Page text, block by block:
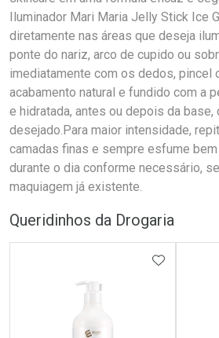
Iluminador Mari Maria Jelly Stick Ice
diretamente nas áreas que deseja
ponte do nariz, arco de cupido ou
imediatamente com os dedos, pincel
acabamento natural e fundido com a
e hidratada, antes ou depois da
desejado.Para maior intensidade,
camadas finas e sempre esfume
durante o dia conforme necessário,
maquiagem já existente.
Queridinhos da Drogaria